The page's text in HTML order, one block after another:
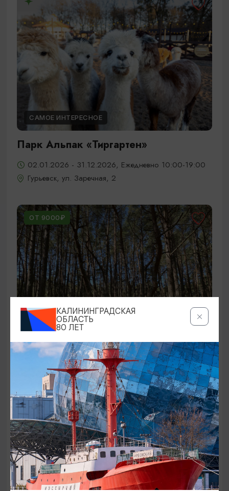
САМОЕ ИНТЕРЕСНОЕ
Парк Альпак «Тиргартен»
02.01.2026 - 31.12.2026, Ежедневно 10:00-19:00
Гурьевск, ул. Заречная, 2
ОТ 9000₽
ЭКСКУРСИИ УЧРЕЖДЕНИЙ КУЛЬТУРЫ
Аудиоспектакль «Истории Куршской
косы»
01.02.2026 - 31.12.2026, 13:00
Куршская коса
ОТ 2500₽
КАЛИНИНГРАДСКАЯ
ОБЛАСТЬ
80 ЛЕТ